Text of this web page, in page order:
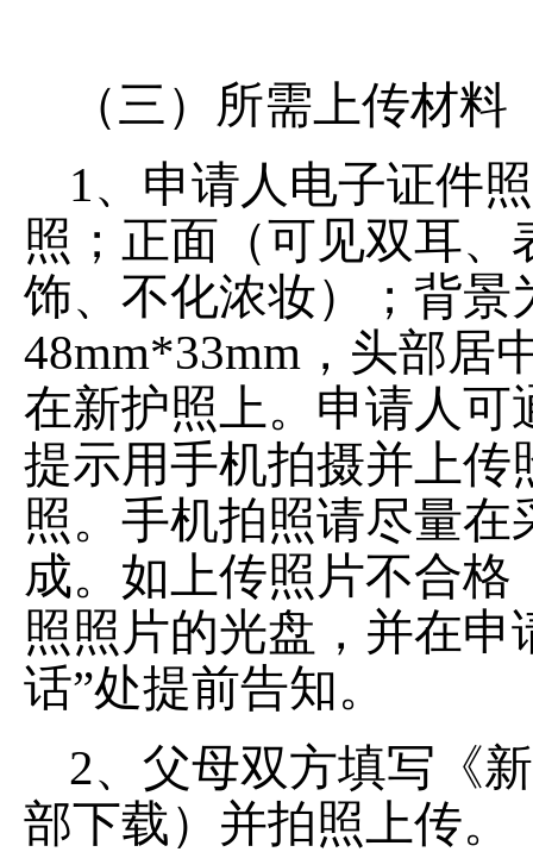
（三）所需上传材料
1、申请人电子证件
照；正面（可见双耳
饰、不化浓妆）；背景
48mm*33mm，头部居
在新护照上。申请人可
提示用手机拍摄并上
照。手机拍照请尽量
成。如上传照片不合
照照片的光盘，并在申
话”处提前告知。
2、父母双方填写《
部下载）并拍照上传。